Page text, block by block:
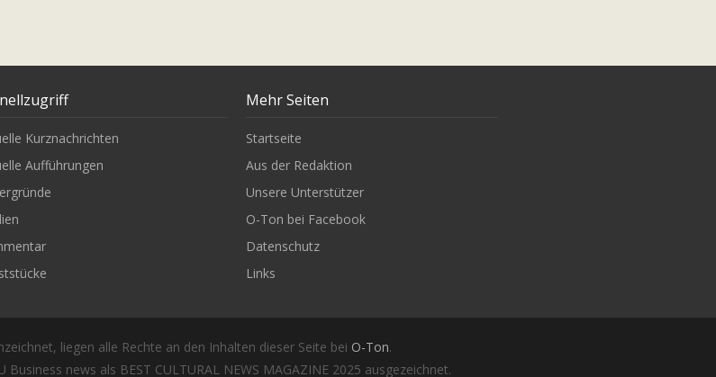
liegen alle Rechte an den Inhalten dieser Seite bei O-Ton.
news als BEST CULTURAL NEWS MAGAZINE 2025 ausgezeichnet.
Kurznachrichten
Aufführungen
Mehr Seiten
Startseite
Aus der Redaktion
Unsere Unterstützer
O-Ton bei Facebook
Datenschutz
Links